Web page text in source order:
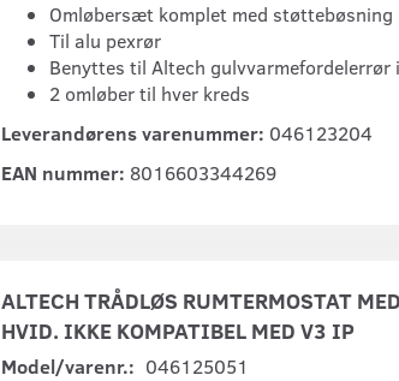
Omløbersæt komplet med støttebøsning
Til alu pexrør
Benyttes til Altech gulvvarmefordelerrør
2 omløber til hver kreds
Leverandørens varenummer: 046123204
EAN nummer: 8016603344269
ALTECH TRÅDLØS RUMTERMOSTAT
HVID. IKKE KOMPATIBEL MED V3 IP
Model/varenr.: 046125051